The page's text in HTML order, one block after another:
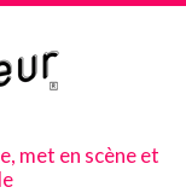
met en scène et